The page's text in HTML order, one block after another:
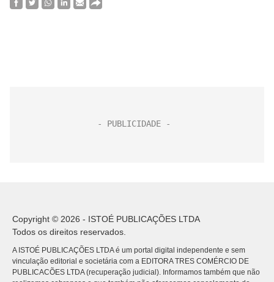
Copyright © 2026 - ISTOÉ PUBLICAÇÕES LTDA
Todos os direitos reservados.
A ISTOÉ PUBLICAÇÕES LTDA é um portal digital independente e sem
vinculação editorial e societária com a EDITORA TRES COMÉRCIO DE
PUBLICACÕES LTDA (recuperação judicial). Informamos também que não